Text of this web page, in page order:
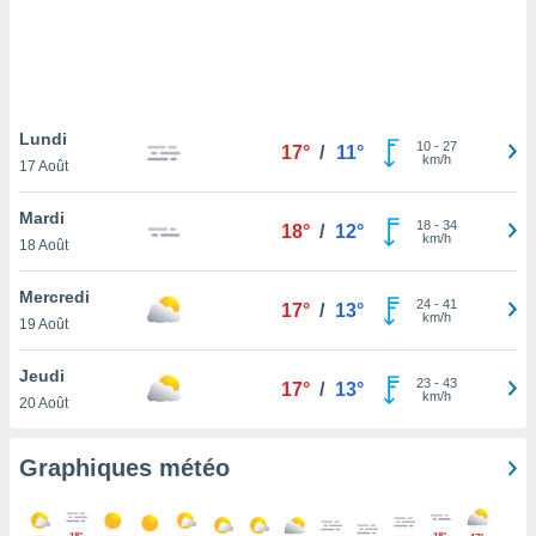
de
à
notre
cas,
la
et que
Lundi
17 Août
17° / 11° 10- 27
km/h
Mardi
18 Août
18° / 12° 18- 34
km/h
Mercredi
19 Août
17° / 13° 24- 41
km/h
Jeudi
20 Août
17° / 13° 23- 43
km/h
Graphiques météo